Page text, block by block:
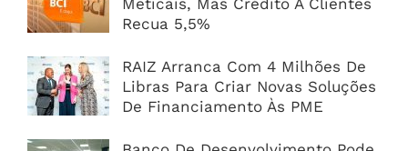
Meticais, Mas Crédito A Clientes
Recua 5,5%
RAIZ Arranca Com 4 Milhões De
Libras Para Criar Novas Soluções
De Financiamento Às PME